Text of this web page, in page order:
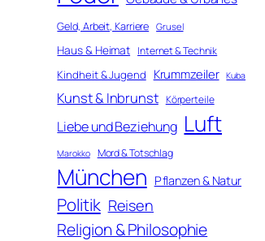
Geld, Arbeit, Karriere Grusel
Haus & Heimat Internet & Technik
Kindheit & Jugend Krummzeiler Kuba
Kunst & Inbrunst Körperteile
Liebe und Beziehung Luft
Marokko Mord & Totschlag
München Pflanzen & Natur
Politik Reisen
Religion & Philosophie